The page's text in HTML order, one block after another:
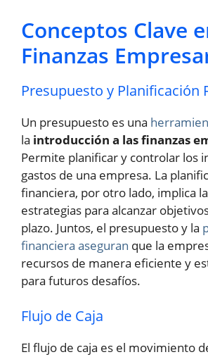
Conceptos Clave
Finanzas
Presupuesto y Planificación
Un presupuesto es una
la introducción a las finanzas
Permite planificar y controlar los
gastos de una empresa. La
financiera, por otro lado, implica
estrategias para alcanzar
plazo. Juntos, el presupuesto y la
financiera aseguran que la
recursos de manera eficiente y
para futuros desafíos.
Flujo de Caja
El flujo de caja es el movimiento